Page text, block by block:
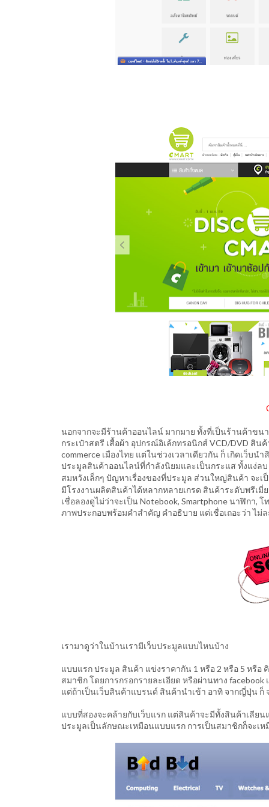
นอกจากจะมีร้านค้าออนไลน์ มากมาย ทั้งที่เป็นร้านค้าขน
กระเป๋าสตรี เสื้อผ้า อุปกรณ์อิเล้กทรอนิกส์ VCD/DVD สิ
commerce เมืองไทย แต่ในช่วงเวลาเดียวกัน ก็ เกิดเว็
ประมูลสินค้าออนไลน์ที่กำลังนิยมและเป็นกระแส ทั้งแง่ล
สมหวังเล็กๆ ปัญหาเรื่องของที่ประมูล ส่วนใหญ่สินค้า จะเ
มีโรงงานผลิตสินค้าได้หลากหลายเกรด สินค้าระดับพรีเ
เชื่อลองดูไม่ว่าจะเป็น Notebook, Smartphone นาฬิกา,
ภาพประกอบพร้อมคำสำคัญ คำอธิบาย แต่เชื่อเถอะว่า ไม่
เรามาดูว่าในบ้านเรามีเว็บประมูลแบบไหนบ้าง
แบบแรก ประมูล สินค้า แข่งราคากัน 1 หรือ 2 หรือ 5 หรือ
สมาชิก โดยการกรอกรายละเอียด หรือผ่านทาง
แต่ถ้าเป็นเว็บสินค้าแบรนด์ สินค้านำเข้า อาทิ จากญี่ปุ่น ก็
แบบที่สองจะคล้ายกับเว็บแรก แต่สินค้าจะมีทั้งสินค้าเลีย
ประมูลเป็นลักษณะเหมือนแบบแรก การเป็นสมาชิกก็จะเ